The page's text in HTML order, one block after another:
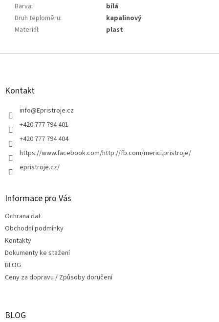
Barva:
bílá
Druh teploměru:
kapalinový
Materiál: plast
Z
Kontakt
info@Epristroje.cz
+420 777 794 401
+420 777 794 404
https://www.facebook.com/http://fb.com/merici.pristroje/
epristroje.cz/
Informace pro Vás
Ochrana dat
Obchodní podmínky
Kontakty
Dokumenty ke stažení
BLOG
Ceny za dopravu / Způsoby doručení
BLOG